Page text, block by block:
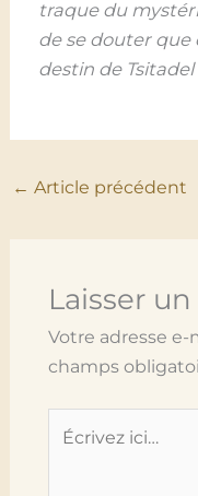
traque du
de se douter que
destin de
← Article précédent
Laisser
Votre adresse e-
champs
ici…